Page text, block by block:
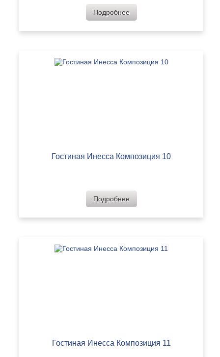
Подробнее
Гостиная Инесса Композиция 10
Подробнее
Гостиная Инесса Композиция 11